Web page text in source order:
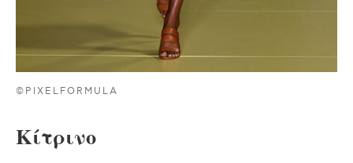
©PIXELFORMULA
Κίτρινο